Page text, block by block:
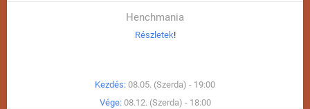
Henchmania
Részletek!
Kezdés: 08.05. (Szerda) - 19:00
Vége: 08.12. (Szerda) - 18:00